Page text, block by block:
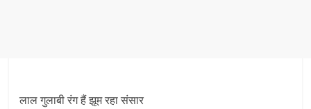
लाल गुलाबी रंग हैं झूम रहा संसार